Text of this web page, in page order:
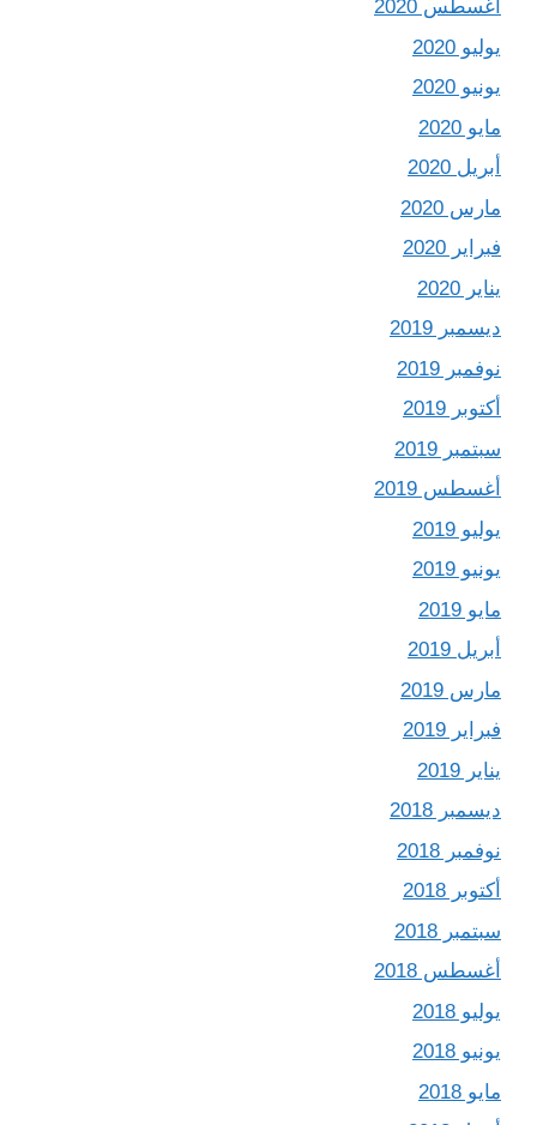
أغسطس 2020
يوليو 2020
يونيو 2020
مايو 2020
أبريل 2020
مارس 2020
فبراير 2020
يناير 2020
ديسمبر 2019
نوفمبر 2019
أكتوبر 2019
سبتمبر 2019
أغسطس 2019
يوليو 2019
يونيو 2019
مايو 2019
أبريل 2019
مارس 2019
فبراير 2019
يناير 2019
ديسمبر 2018
نوفمبر 2018
أكتوبر 2018
سبتمبر 2018
أغسطس 2018
يوليو 2018
يونيو 2018
مايو 2018